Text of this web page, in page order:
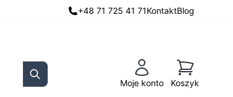
+48 71 725 41 71KontaktBlog
Search Moje konto
Koszyk
Koszyk